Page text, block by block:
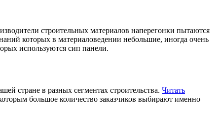
строительных материалов наперегонки пытаются
которых в материаловедении небольшие, иногда очень
используются сип панели.
стране в разных сегментах строительства. Читать
большое количество заказчиков выбирают именно